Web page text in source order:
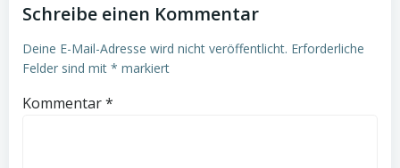
Schreibe einen Kommentar
Deine E-Mail-Adresse wird nicht veröffentlicht. Erforderliche
Felder sind mit * markiert
Kommentar*